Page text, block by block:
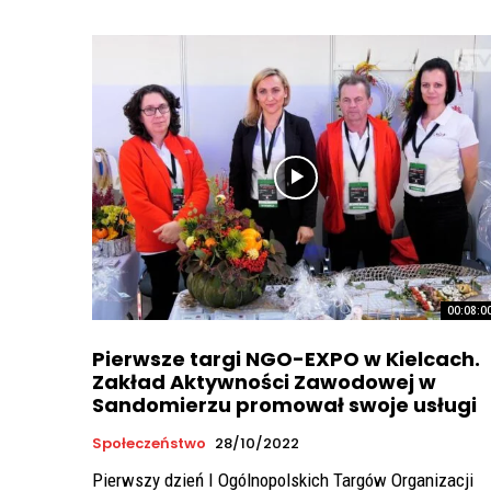
Pierwsze targi NGO-EXPO w Kielcach.
Zakład Aktywności Zawodowej w
Sandomierzu promował swoje usługi
Społeczeństwo 28/10/2022
Pierwszy dzień I Ogólnopolskich Targów Organizacji